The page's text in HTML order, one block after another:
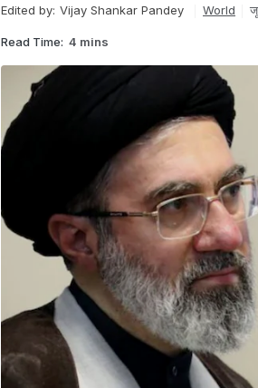
Edited by: Vijay Shankar Pandey World
Read Time: 4 mins